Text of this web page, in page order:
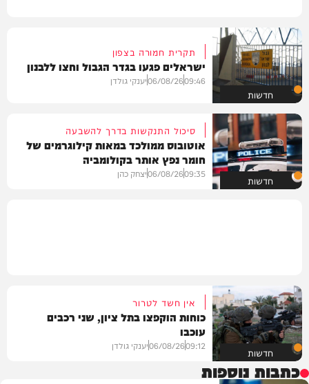
חדשות
תקרית חמורה בצפון
ישראלים פגעו בגדר הגבול וחצו ללבנון
09:46
06/08/26יענקי גולדן
חדשות
סיכול התנקשות בדרך להשבעה
אוטובוס ממולכד במאות קילוגרמים של
חומר נפץ אותר בקולומביה
09:35
06/08/26יצחק כהן
חדשות
אין חשד לטרור
כוחות הוקפצו בתל ציון, שני רכבים
עוכבו
09:12
06/08/26יענקי גולדן
כתבות נוספות